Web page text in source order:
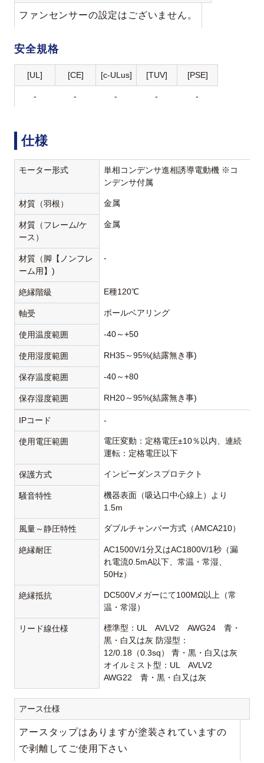
ファンセンサーの設定はございません。
安全規格
[UL] [CE] [c-ULus] [TUV] [PSE]
- - - - -
仕様
モーター形式
単相コンデンサ進相誘導電動機 ※コ
ンデンサ付属
材質（羽根） 金属
材質（フレーム/ケ
ース）
金属
材質（脚【ノンフレ
ーム用】)
-
絶縁階級 E種120℃
軸受 ボールベアリング
使用温度範囲 -40～+50
使用湿度範囲 RH35～95%(結露無き事)
保存温度範囲 -40～+80
保存湿度範囲 RH20～95%(結露無き事)
IPコード -
使用電圧範囲
電圧変動：定格電圧±10％以内、連続
運転：定格電圧以下
保護方式 インピーダンスプロテクト
騒音特性
機器表面（吸込口中心線上）より
1.5m
風量～静圧特性 ダブルチャンバー方式（AMCA210）
絶縁耐圧
AC1500V/1分又はAC1800V/1秒（漏
れ電流0.5mA以下、常温・常湿、
50Hz）
絶縁抵抗
DC500Vメガーにて100MΩ以上（常
温・常湿）
リード線仕様
標準型：UL AVLV2 AWG24 青・
黒・白又は灰 防湿型：
12/0.18（0.3sq） 青・黒・白又は灰
オイルミスト型：UL AVLV2
AWG22 青・黒・白又は灰
アース仕様
アースタップはありますが塗装されていますの
で剥離してご使用下さい